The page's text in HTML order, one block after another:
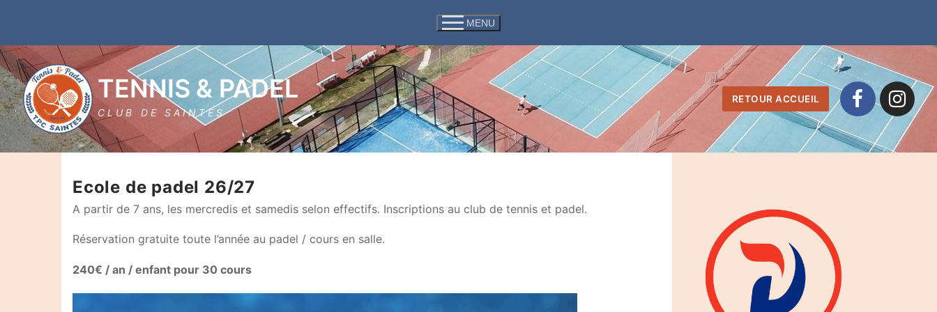
MENU
TENNIS & PADEL
CLUB DE SAINTES
RETOUR ACCUEIL
Rechercher
Ecole de padel 26/27
A partir de 7 ans, les mercredis et samedis selon effectifs. Inscriptions au club de tennis et padel.
Réservation gratuite toute l’année au padel / cours en salle.
240€ / an / enfant pour 30 cours